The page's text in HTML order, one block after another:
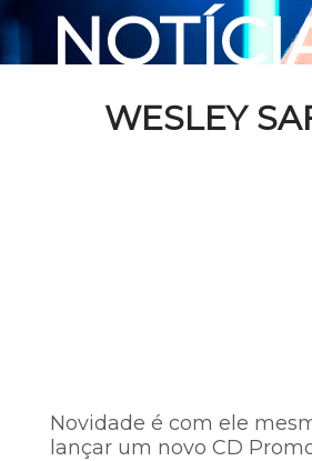
WESLEY
Novidade é com ele
lançar um novo CD